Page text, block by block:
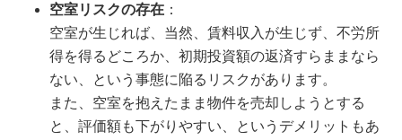
空室リスクの存在 ：
空室が生じれば、当然、賃料収入が生じず、不労所
得を得るどころか、初期投資額の返済すらままなら
ない、という事態に陥るリスクがあります。
また、空室を抱えたまま物件を売却しようとする
と、評価額も下がりやすい、というデメリットもあ